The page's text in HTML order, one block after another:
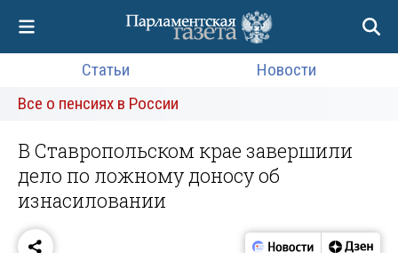
Статьи
Новости
Все о пенсиях в России
В Ставропольском крае завершили
дело по ложному доносу об
изнасиловании